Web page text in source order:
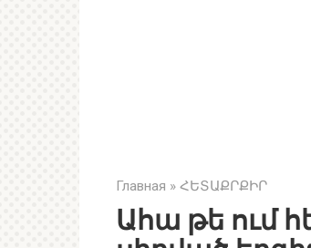
Главная » ՀԵՏԱՔՐՔԻՐ
Ահա թե ում